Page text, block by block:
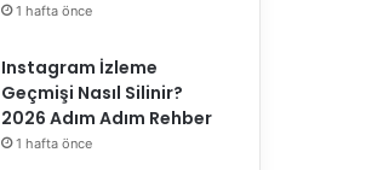
1 hafta önce
Instagram İzleme
Geçmişi Nasıl Silinir?
2026 Adım Adım Rehber
1 hafta önce